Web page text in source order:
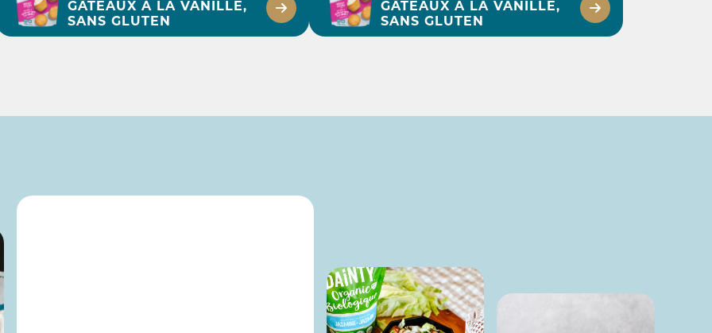
CERISES FLAMBÉES
GÂTEAUX À LA VANILLE,
SANS GLUTEN
GÂTEAUX À LA VANILLE,
SANS GLUTEN